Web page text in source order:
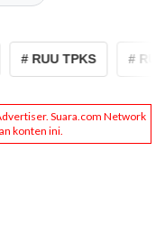
# RUU TPKS # RUU